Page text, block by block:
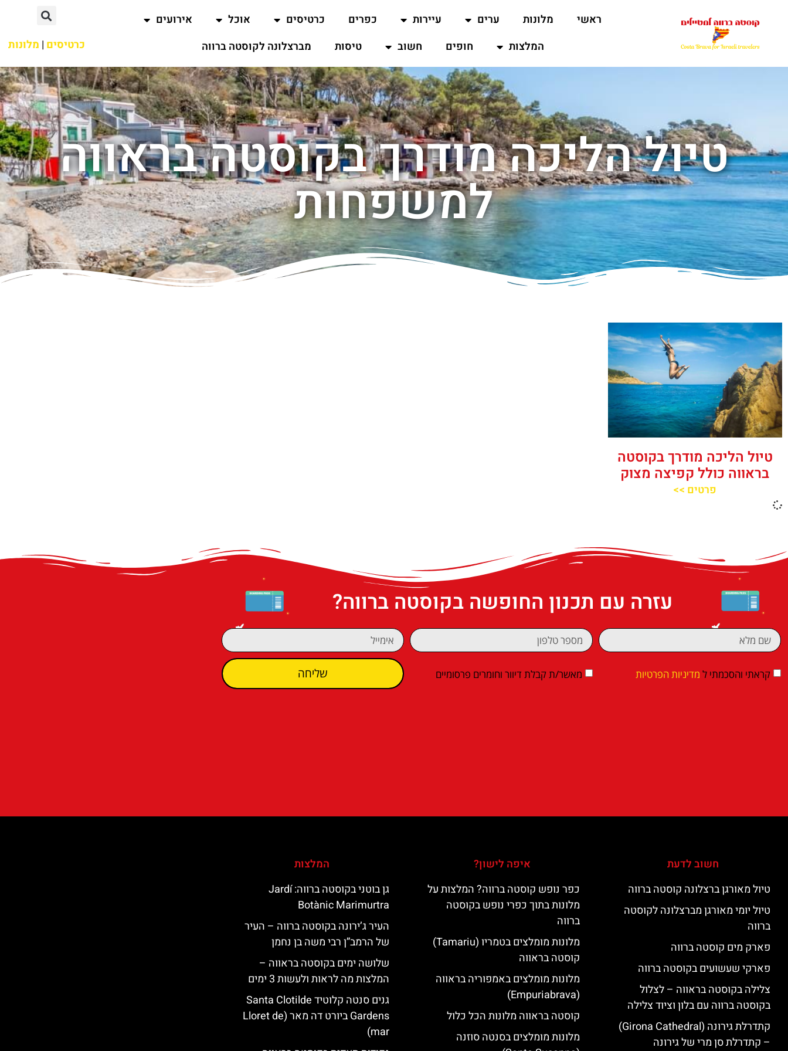
ראשי מלונות ערים עיירות כפרים כרטיסים אוכל
אירועים
המלצות
חופים חשוב טיסות מברצלונה לקוסטה ברווה כרטיסים | מלונות
טיול הליכה מודרך בקוסטה בראווה
למשפחות
טיול הליכה מודרך בקוסטה
בראווה כולל קפיצה מצוק
פרטים >>
עזרה עם תכנון החופשה בקוסטה ברווה?
קראתי והסכמתי ל מדיניות הפרטיות מאשר/ת קבלת דיוור וחומרים פרסומיים שליחה
חשוב לדעת
טיול מאורגן ברצלונה קוסטה ברווה
טיול יומי מאורגן מברצלונה לקוסטה
ברווה
פארק מים קוסטה ברווה
פארקי שעשועים בקוסטה ברווה
צלילה בקוסטה בראווה – לצלול
בקוסטה ברווה עם בלון וציוד צלילה
קתדרלת גירונה (Girona Cathedral)
– קתדרלת סן מרי של גירונה
איפה לישון?
כפר נופש קוסטה ברווה? המלצות על
מלונות בתוך כפרי נופש בקוסטה
ברווה
מלונות מומלצים בטמריו (Tamariu)
קוסטה בראווה
מלונות מומלצים באמפוריה בראווה
(Empuriabrava)
קוסטה בראווה מלונות הכל כלול
מלונות מומלצים בסנטה סוזנה
המלצות
גן בוטני בקוסטה ברווה: ‪‪Jardí
Botànic Marimurtra‬‬
העיר ג’ירונה בקוסטה ברווה – העיר
של הרמב”ן רבי משה בן נחמן
שלושה ימים בקוסטה בראווה –
המלצות מה לראות ולעשות 3 ימים
גנים סנטה קלוטיד Santa Clotilde
Gardens ביורט דה מאר (Lloret de
mar)